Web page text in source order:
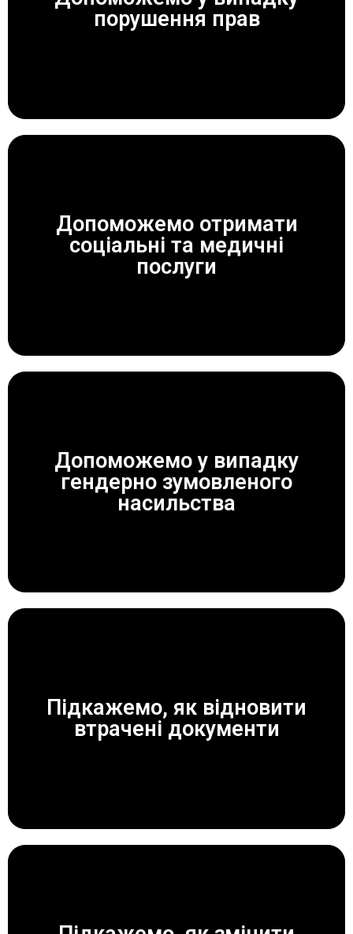
порушення прав
ЗАВЖДИ ДОПОМОЖЕМО!
Допоможемо отримати
соціальні та медичні
послуги
ЗАВЖДИ ДОПОМОЖЕМО!
Допоможемо у випадку
гендерно зумовленого
насильства
ЗАВЖДИ ДОПОМОЖЕМО!
Підкажемо, як відновити
втрачені документи
ЗАВЖДИ ДОПОМОЖЕМО!